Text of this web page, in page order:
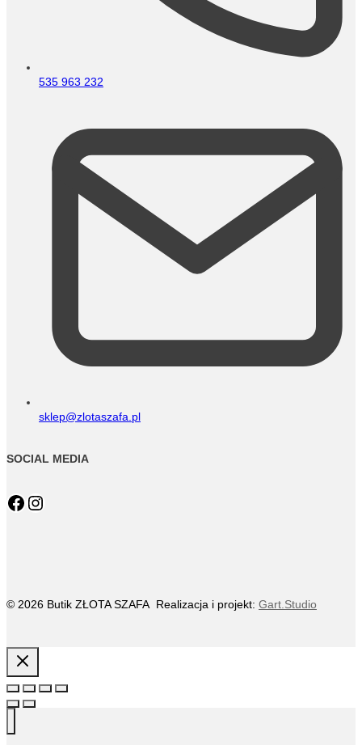
535 963 232
sklep@zlotaszafa.pl
SOCIAL MEDIA
Facebook
Instagram
© 2026 Butik ZŁOTA SZAFA Realizacja i projekt: Gart.Studio